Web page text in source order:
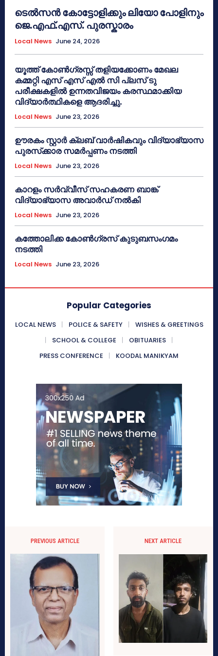
ടെൽസൻ കോട്ടോളിക്കും ലിയോ പോളിനും
ജെ.എഫ്.എസ്. പുരസ്കാരം
Local News June 24, 2026
യൂത്ത് കോൺഗ്രസ്സ് തളിയക്കോണം മേഖല
കമ്മറ്റി എസ് എസ് എൽ സി പ്ലസ് ടു
പരീക്ഷകളിൽ ഉന്നതവിജയം കരസ്ഥമാക്കിയ
വിദ്യാർത്ഥികളെ ആദരിച്ചു.
Local News June 23, 2026
ഊരകം സ്റ്റാർ ക്ലബ് വാർഷികവും വിദ്യാഭ്യാസ
പുരസ്‌ക്കാര സമർപ്പണം നടത്തി
Local News June 23, 2026
കാറളം സർവ്വീസ് സഹകരണ ബാങ്ക്
വിദ്യാഭ്യാസ അവാർഡ് നൽകി
Local News June 23, 2026
കത്തോലിക്ക കോൺഗ്രസ് കുടുബസംഗമം
നടത്തി
Local News June 23, 2026
Popular Categories
LOCAL NEWS POLICE & SAFETY
WISHES & GREETINGS
SCHOOL & COLLEGE
OBITUARIES
PRESS CONFERENCE
KOODAL MANIKYAM
PREVIOUS ARTICLE NEXT ARTICLE